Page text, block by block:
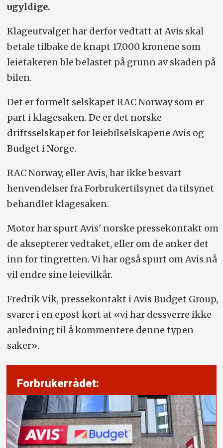
ugyldige.
Klageutvalget har derfor vedtatt at Avis skal
betale tilbake de knapt 17.000 kronene som
leietakeren ble belastet på grunn av skaden på
bilen.
Det er formelt selskapet RAC Norway som er
part i klagesaken. De er det norske
driftsselskapet for leiebilselskapene Avis og
Budget i Norge.
RAC Norway, eller Avis, har ikke besvart
henvendelser fra Forbrukertilsynet da tilsynet
behandlet klagesaken.
Motor har spurt Avis' norske pressekontakt om
de aksepterer vedtaket, eller om de anker det
inn for tingretten. Vi har også spurt om Avis nå
vil endre sine leievilkår.
Fredrik Vik, pressekontakt i Avis Budget Group,
svarer i en epost kort at «vi har dessverre ikke
anledning til å kommentere denne typen
saker».
Forbrukerrådet: